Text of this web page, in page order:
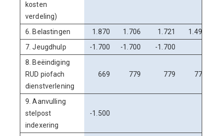
kosten
verdeling)
6. Belastingen 1.870 1.706 1.721
1.491
7. Jeugdhulp
-1.700 -1.700
-1.700
8. Beëindiging
RUD piofach
dienstverlening
669 779 779 779
9. Aanvulling
stelpost
indexering
-1.500